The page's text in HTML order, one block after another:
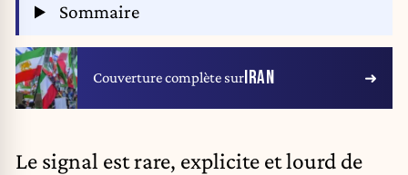
Sommaire
Couverture complète surIRAN
Le signal est rare, explicite et lourd de